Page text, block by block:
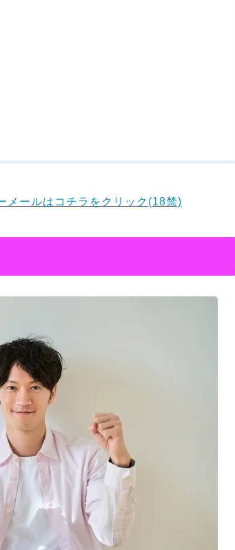
メールはコチラをクリック(18禁)